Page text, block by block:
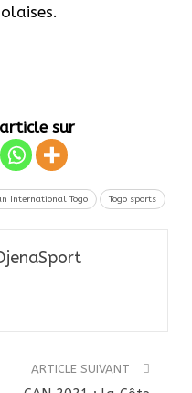
sur
International Togo Togo sports
ARTICLE SUIVANT